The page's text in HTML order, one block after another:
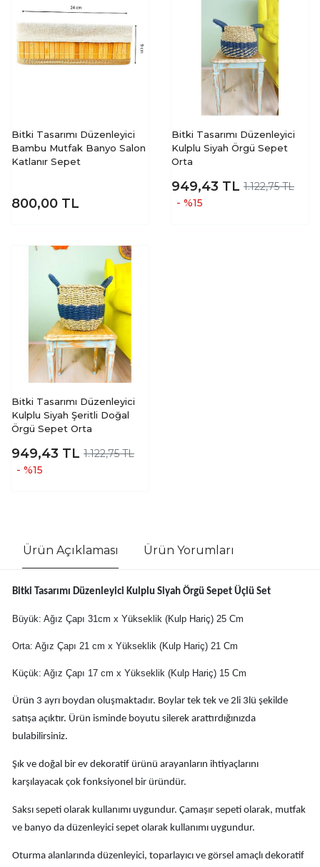
Bitki Tasarımı Düzenleyici
Bambu Mutfak Banyo Salon
Katlanır Sepet
800,00 TL
Bitki Tasarımı Düzenleyici
Kulplu Siyah Örgü Sepet
Orta
949,43 TL 1.122,75 TL
- %15
Bitki Tasarımı Düzenleyici
Kulplu Siyah Şeritli Doğal
Örgü Sepet Orta
949,43 TL 1.122,75 TL
- %15
Ürün Açıklaması Ürün Yorumları
Bitki Tasarımı Düzenleyici Kulplu Siyah Örgü Sepet Üçlü Set
Büyük: Ağız Çapı 31cm x Yükseklik (Kulp Hariç) 25 Cm
Orta: Ağız Çapı 21 cm x Yükseklik (Kulp Hariç) 21 Cm
Küçük: Ağız Çapı 17 cm x Yükseklik (Kulp Hariç) 15 Cm
Ürün 3 ayrı boydan oluşmaktadır. Boylar tek tek ve 2li 3lü şekilde
satışa açıktır. Ürün isminde boyutu silerek arattırdığınızda
bulabilirsiniz.
Şık ve doğal bir ev dekoratif ürünü arayanların ihtiyaçlarını
karşılayacak çok fonksiyonel bir üründür.
Saksı sepeti olarak kullanımı uygundur. Çamaşır sepeti olarak, mutfak
ve banyo da düzenleyici sepet olarak kullanımı uygundur.
Oturma alanlarında düzenleyici, toparlayıcı ve görsel amaçlı dekoratif